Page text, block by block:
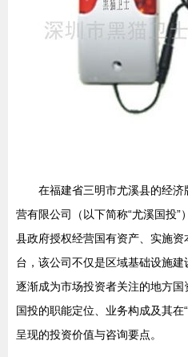
在福建省三明市尤溪县的经
营有限公司（以下简称“尤溪国投
县政府授权经营国有资产、实施
台，该公司不仅是区域基础设施
逐渐成为市场投资者关注的地方
国投的职能定位、业务构成及其在
呈现的投资价值与咨询要点。